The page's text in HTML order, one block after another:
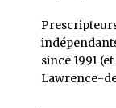
since 1991
Lawrence-